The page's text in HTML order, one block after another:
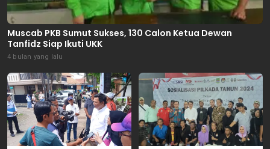
Muscab PKB Sumut Sukses, 130 Calon Ketua Dewan
Tanfidz Siap Ikuti UKK
4 bulan yang lalu